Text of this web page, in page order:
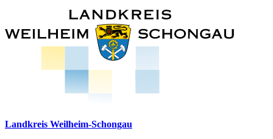
Landkreis Weilheim-Schongau